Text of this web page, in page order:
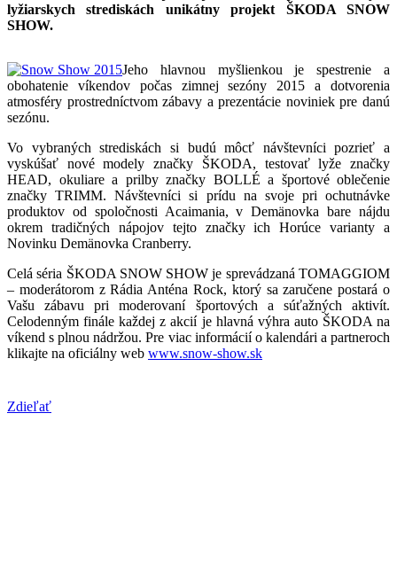
lyžiarskych strediskách unikátny projekt ŠKODA SNOW
SHOW.
Jeho hlavnou myšlienkou je spestrenie a
obohatenie víkendov počas zimnej sezóny 2015 a dotvorenia
atmosféry prostredníctvom zábavy a prezentácie noviniek pre danú
sezónu.
Vo vybraných strediskách si budú môcť návštevníci pozrieť a
vyskúšať nové modely značky ŠKODA, testovať lyže značky
HEAD, okuliare a prilby značky BOLLÉ a športové oblečenie
značky TRIMM. Návštevníci si prídu na svoje pri ochutnávke
produktov od spoločnosti Acaimania, v Demänovka bare nájdu
okrem tradičných nápojov tejto značky ich Horúce varianty a
Novinku Demänovka Cranberry.
Celá séria ŠKODA SNOW SHOW je sprevádzaná TOMAGGIOM
– moderátorom z Rádia Anténa Rock, ktorý sa zaručene postará o
Vašu zábavu pri moderovaní športových a súťažných aktivít.
Celodenným finále každej z akcií je hlavná výhra auto ŠKODA na
víkend s plnou nádržou. Pre viac informácií o kalendári a partneroch
klikajte na oficiálny web www.snow-show.sk
Zdieľať